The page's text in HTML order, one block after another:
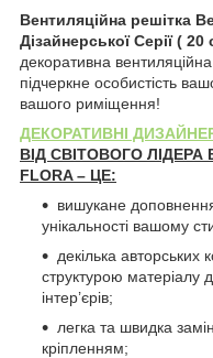
Вентиляційна решітка
Дізайнерської Серії (
декоративна
підчеркне особистість
вашого риміщення!
ДЕКОРАТИВНІ
ВІД СВІТОВОГО ЛІДЕРА
FLORA – ЦЕ:
вишукане
унікальності вашому
декілька авторських
структурою матеріалу
інтер’єрів;
легка та швидка
кріпленням;